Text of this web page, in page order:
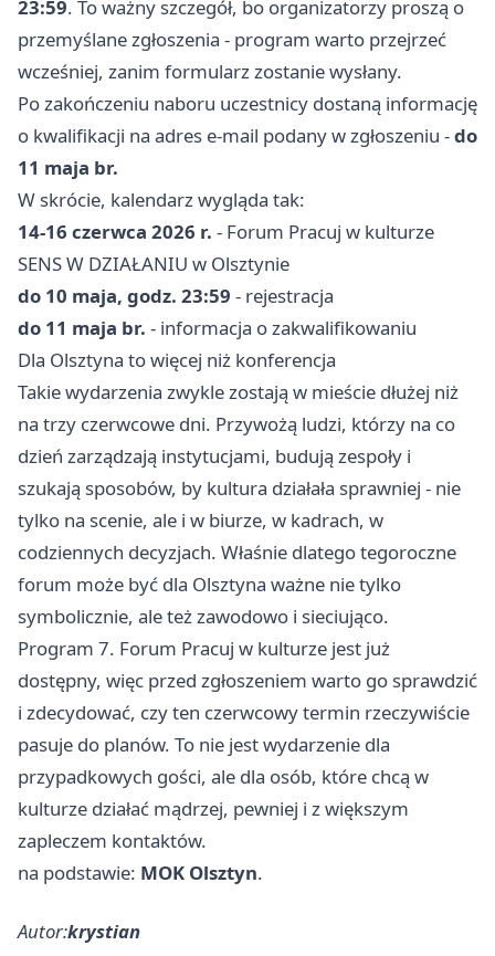
23:59. To ważny szczegół, bo organizatorzy proszą o
przemyślane zgłoszenia - program warto przejrzeć
wcześniej, zanim formularz zostanie wysłany.
Po zakończeniu naboru uczestnicy dostaną informację
o kwalifikacji na adres e-mail podany w zgłoszeniu -do
11 maja br.
W skrócie, kalendarz wygląda tak:
14-16 czerwca 2026 r. - Forum Pracuj w kulturze
SENS W DZIAŁANIU w Olsztynie
do 10 maja, godz. 23:59 - rejestracja
do 11 maja br. - informacja o zakwalifikowaniu
Dla Olsztyna to więcej niż konferencja
Takie wydarzenia zwykle zostają w mieście dłużej niż
na trzy czerwcowe dni. Przywożą ludzi, którzy na co
dzień zarządzają instytucjami, budują zespoły i
szukają sposobów, by kultura działała sprawniej - nie
tylko na scenie, ale i w biurze, w kadrach, w
codziennych decyzjach. Właśnie dlatego tegoroczne
forum może być dla Olsztyna ważne nie tylko
symbolicznie, ale też zawodowo i sieciująco.
Program 7. Forum Pracuj w kulturze jest już
dostępny, więc przed zgłoszeniem warto go sprawdzić
i zdecydować, czy ten czerwcowy termin rzeczywiście
pasuje do planów. To nie jest wydarzenie dla
przypadkowych gości, ale dla osób, które chcą w
kulturze działać mądrzej, pewniej i z większym
zapleczem kontaktów.
na podstawie: MOK Olsztyn.
Autor:krystian